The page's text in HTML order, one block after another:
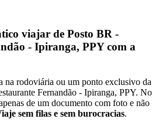
viajar de Posto BR -
- Ipiranga, PPY com a
na rodoviária ou um ponto exclusivo da
Fernandão - Ipiranga, PPY. No
de um documento com foto e não
sem filas e sem burocracias.